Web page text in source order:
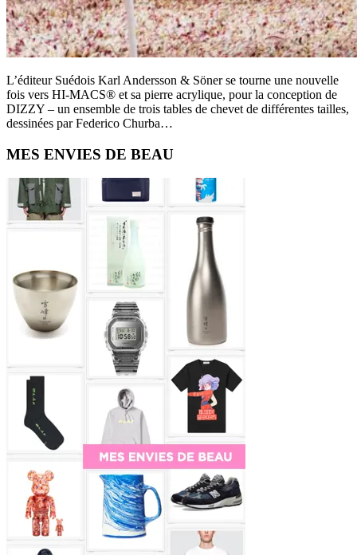
L’éditeur Suédois Karl Andersson & Söner se tourne une nouvelle
fois vers HI-MACS® et sa pierre acrylique, pour la conception de
DIZZY – un ensemble de trois tables de chevet de différentes tailles,
dessinées par Federico Churba…
Primary
Sidebar
MES ENVIES DE BEAU